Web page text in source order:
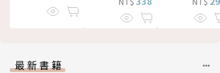
最新書籍